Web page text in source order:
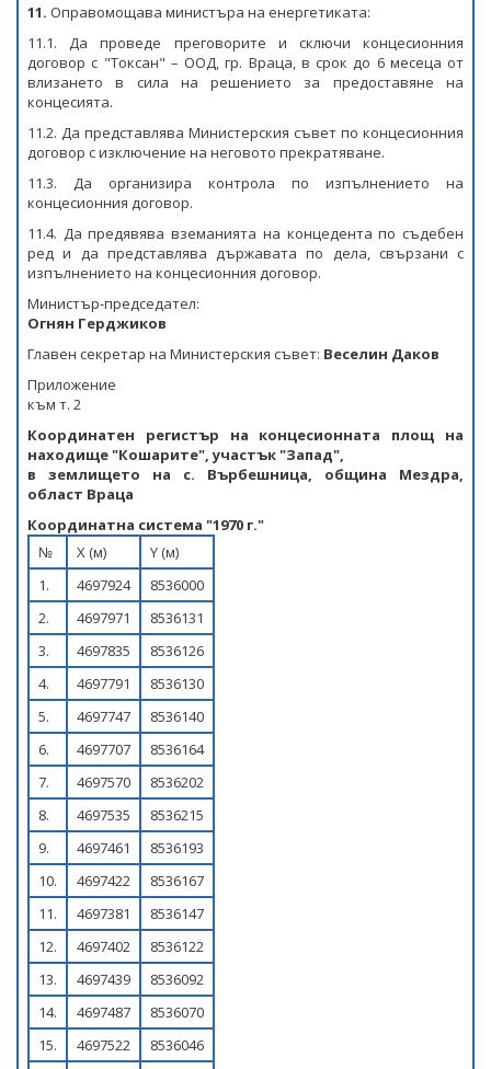
11. Оправомощава министъра на енергетиката:
11.1. Да проведе преговорите и сключи концесионния
договор с "Токсан" – ООД, гр. Враца, в срок до 6 месеца от
влизането в сила на решението за предоставяне на
концесията.
11.2. Да представлява Министерския съвет по концесионния
договор с изключение на неговото прекратяване.
11.3. Да организира контрола по изпълнението на
концесионния договор.
11.4. Да предявява вземанията на концедента по съдебен
ред и да представлява държавата по дела, свързани с
изпълнението на концесионния договор.
Министър-председател:
Огнян Герджиков
Главен секретар на Министерския съвет: Веселин Даков
Приложение
към т. 2
Координатен регистър на концесионната площ на
находище "Кошарите", участък "Запад",
в землищeто на с. Върбешница, община Мездра,
област Враца
Координатна система "1970 г."
№
X (м)
Y (м)
1.
4697924
8536000
2.
4697971
8536131
3.
4697835
8536126
4.
4697791
8536130
5.
4697747
8536140
6.
4697707
8536164
7.
4697570
8536202
8.
4697535
8536215
9.
4697461
8536193
10.
4697422
8536167
11.
4697381
8536147
12.
4697402
8536122
13.
4697439
8536092
14.
4697487
8536070
15.
4697522
8536046